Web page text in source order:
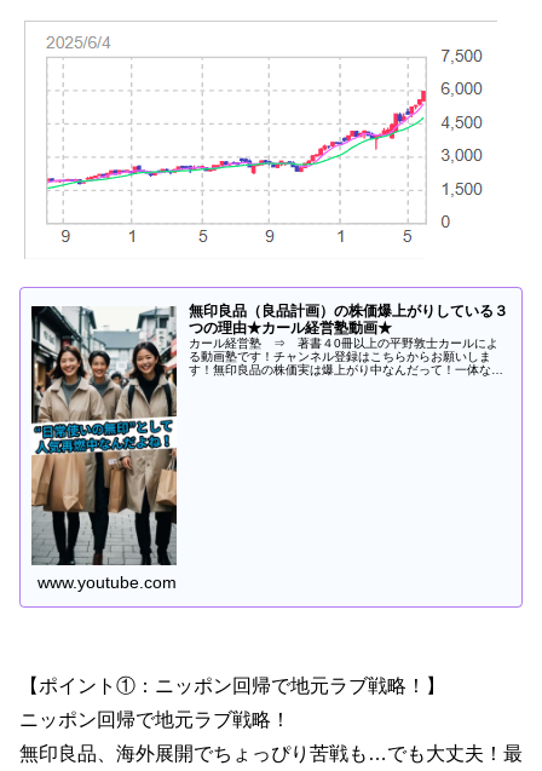
無印良品（良品計画）の株価爆上がりしている３
つの理由★カール経営塾動画★
カール経営塾 ⇒ 著書４0冊以上の平野敦士カールによ
る動画塾です！チャンネル登録はこちらからお願いしま
す！無印良品の株価実は爆上がり中なんだって！一体な
www.youtube.com
【ポイント①：ニッポン回帰で地元ラブ戦略！】
ニッポン回帰で地元ラブ戦略！
無印良品、海外展開でちょっぴり苦戦も…でも大丈夫！最